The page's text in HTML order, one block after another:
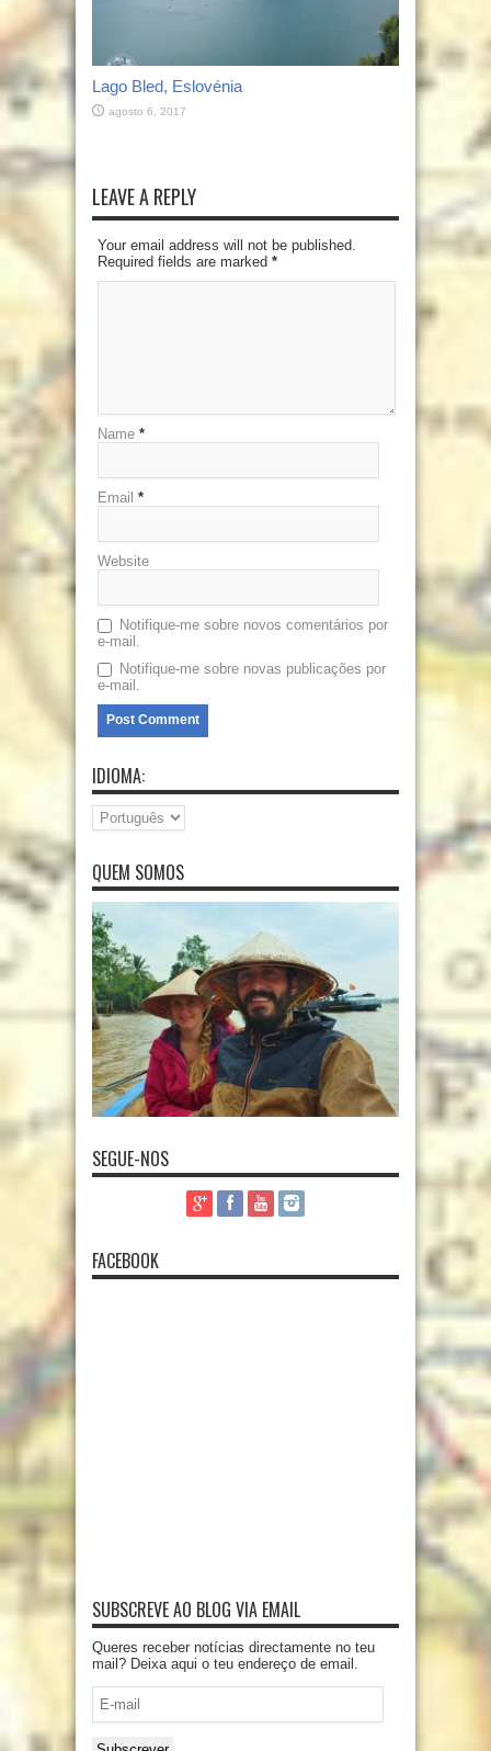
Lago Bled, Eslovénia
agosto 6, 2017
LEAVE A REPLY
Your email address will not be published.
Required fields are marked *
Name *
Email *
Website
Notifique-me sobre novos comentários por
e-mail.
Notifique-me sobre novas publicações por
e-mail.
IDIOMA:
QUEM SOMOS
SEGUE-NOS
FACEBOOK
SUBSCREVE AO BLOG VIA EMAIL
Queres receber notícias directamente no teu
mail? Deixa aqui o teu endereço de email.
mail